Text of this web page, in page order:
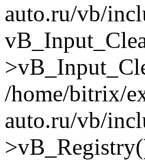
auto.ru/vb/
/home/bitrix/
auto.ru/vb/